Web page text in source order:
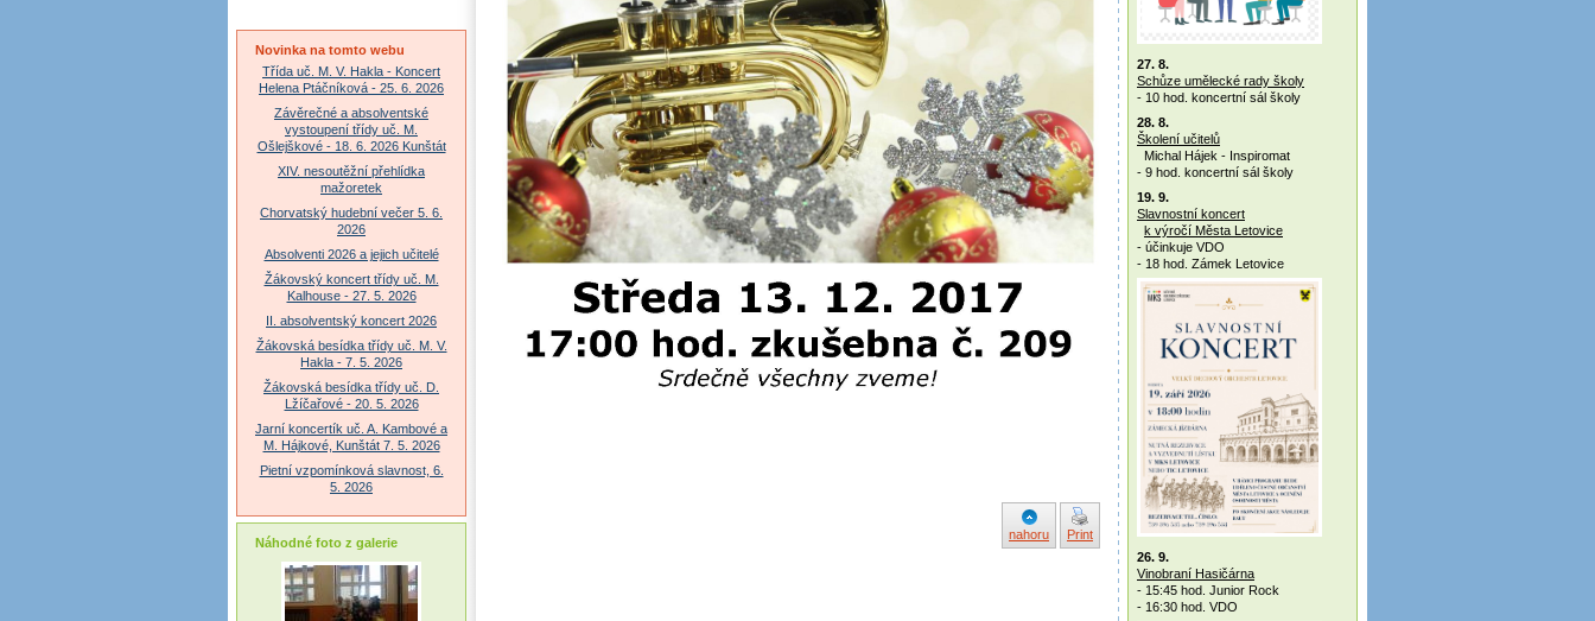
nahoru Print
27. 8.
Schůze umělecké rady školy
- 10 hod. koncertní sál školy
28. 8.
Školení učitelů
Michal Hájek - Inspiromat
- 9 hod. koncertní sál školy
19. 9.
Slavnostní koncert
k výročí Města Letovice
- účinkuje VDO
- 18 hod. Zámek Letovice
26. 9.
Vinobraní Hasičárna
- 15:45 hod. Junior Rock
- 16:30 hod. VDO
Novinka na tomto webu
Třída uč. M. V. Hakla - Koncert
Helena Ptáčníková - 25. 6. 2026
Závěrečné a absolventské
vystoupení třídy uč. M.
Ošlejškové - 18. 6. 2026 Kunštát
XIV. nesoutěžní přehlídka
mažoretek
Chorvatský hudební večer 5. 6.
2026
Absolventi 2026 a jejich učitelé
Žákovský koncert třídy uč. M.
Kalhouse - 27. 5. 2026
II. absolventský koncert 2026
Žákovská besídka třídy uč. M. V.
Hakla - 7. 5. 2026
Žákovská besídka třídy uč. D.
Lžíčařové - 20. 5. 2026
Jarní koncertík uč. A. Kambové a
M. Hájkové, Kunštát 7. 5. 2026
Pietní vzpomínková slavnost, 6.
5. 2026
Náhodné foto z galerie